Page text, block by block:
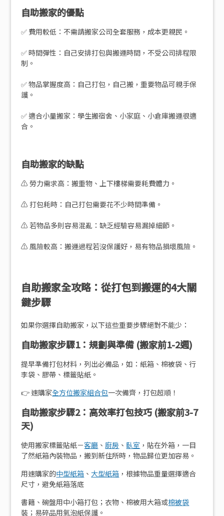
自助搬家的優點
✅ 費用較低：不需請搬家公司全套服務，成本更親民。
✅ 時間彈性：自己安排打包與搬運時間，不受公司排程限
制。
✅ 物品掌握度高：自己打包，自己搬，重要物品可親手保
護。
✅ 適合小量搬家：學生搬宿舍、小家庭、小倉庫搬運很適
合。
自助搬家的缺點
⚠️ 勞力需求高：搬重物、上下樓梯需要耗費體力。
⚠️ 打包耗時：自己打包需要花不少時間準備。
⚠️ 若物品多則容易混亂：缺乏經驗容易漏掉細節。
⚠️ 風險較高：搬運過程若沒保護好，易有物品損壞風險。
自助搬家全攻略：從打包到搬運的4大關
鍵步驟
如果你選擇自助搬家，以下這些重要步驟絕對不能少：
自助搬家步驟1：規劃與準備 (搬家前1-2週)
提早準備打包材料，列出必備品，如：紙箱、棉被袋、行
李袋、膠帶、標籤貼紙。
👉 速購家全方位搬家組合包一次備齊，打包超順！
自助搬家步驟2：高效率打包技巧 (搬家前3-7
天)
使用搬家標籤貼紙－客廳 、廚房 、 臥室 ，貼在外箱，一目
了然紙箱內裝物品，搬到新住所時，物品歸位更加容易。
用速購家的中型紙箱 、大型紙箱 ，根據物品重量選擇適合
尺寸，避免紙箱落底
書籍、碗盤用中小箱打包；衣物、棉被用大箱或棉被袋
裝；易碎品用氣泡紙保護。